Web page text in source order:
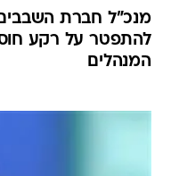
מנכ"ל חברת
להתפטר על רקע
המנהלים